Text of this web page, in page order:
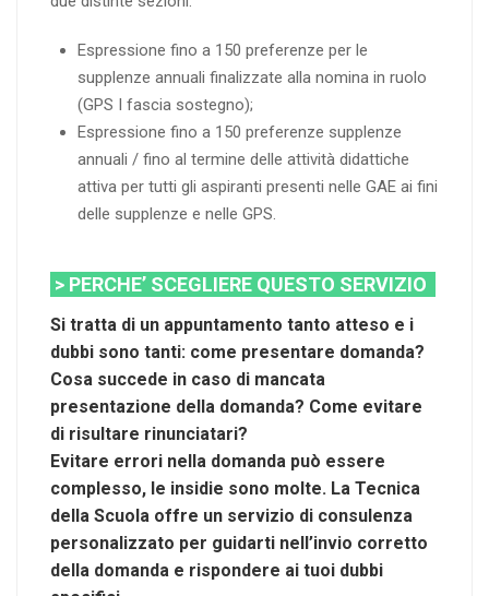
Espressione fino a 150 preferenze per le
supplenze annuali finalizzate alla nomina in ruolo
(GPS I fascia sostegno);
Espressione fino a 150 preferenze supplenze
annuali / fino al termine delle attività didattiche
attiva per tutti gli aspiranti presenti nelle GAE ai fini
delle supplenze e nelle GPS.
> PERCHE’ SCEGLIERE QUESTO SERVIZIO
Si tratta di un appuntamento tanto atteso e i
dubbi sono tanti: come presentare domanda?
Cosa succede in caso di mancata
presentazione della domanda? Come evitare
di risultare rinunciatari?
Evitare errori nella domanda può essere
complesso, le insidie sono molte. La Tecnica
della Scuola offre un servizio di consulenza
personalizzato per guidarti nell’invio corretto
della domanda e rispondere ai tuoi dubbi